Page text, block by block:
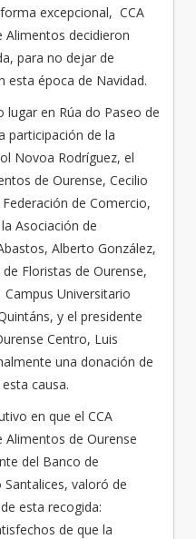
excepcional, CCA
Alimentos decidieron
para no dejar de
esta época de Navidad.
en Rúa do Paseo de
participación de la
Novoa Rodríguez, el
de Ourense, Cecilio
de Comercio,
Asociación de
Alberto González,
Floristas de Ourense,
Universitario
y el presidente
Centro, Luis
una donación de
causa.
en que el CCA
Alimentos de Ourense
del Banco de
valoró de
esta recogida:
de que la